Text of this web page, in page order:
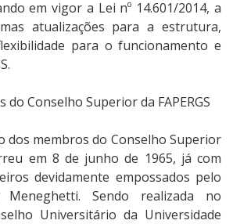
em vigor a Lei nº 14.601/2014, a
atualizações para a estrutura,
para o funcionamento e
Conselho Superior da FAPERGS
dos membros do Conselho Superior
em 8 de junho de 1965, já com
devidamente empossados pelo
Sendo realizada no
Universitário da Universidade